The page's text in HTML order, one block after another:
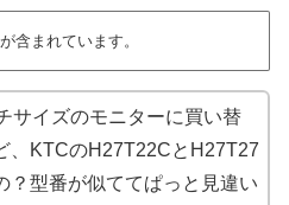
含まれています。
サイズのモニターに買い替
、KTCのH27T22CとH27T27
？型番が似ててぱっと見違い